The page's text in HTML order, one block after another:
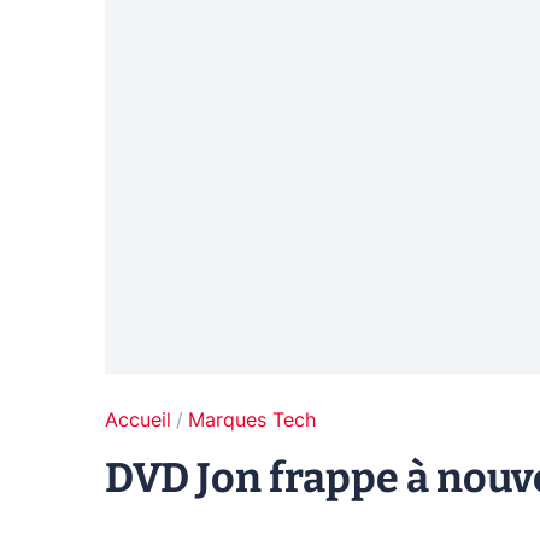
Accueil Marques Tech
DVD Jon frappe à